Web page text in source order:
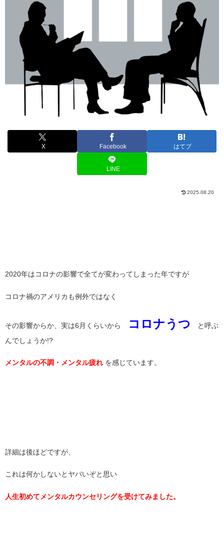
X Facebook はてブ
LINE
2025.08.20
2020年はコロナの影響で全てが変わってしまった年ですが
コロナ禍のアメリカも例外ではなく
その影響からか、実は6月くらいから コロナうつ
と呼ぶ
んでしょうか!?
メンタルの不調・メンタル疲れ を感じています。
詳細は後ほどですが、
これは何かしないとヤバいぞと思い
人生初めてメンタルカウンセリングを受けてみました。